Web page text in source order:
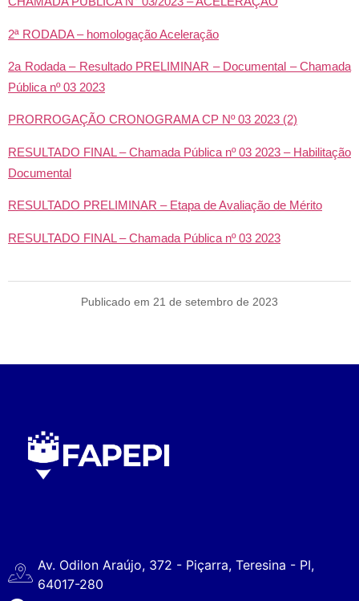
2ª RODADA – homologação Aceleração
2a Rodada – Resultado PRELIMINAR – Documental – Chamada
Pública nº 03 2023
PRORROGAÇÃO CRONOGRAMA CP Nº 03 2023 (2)
RESULTADO FINAL – Chamada Pública nº 03 2023 – Habilitação
Documental
RESULTADO PRELIMINAR – Etapa de Avaliação de Mérito
RESULTADO FINAL – Chamada Pública nº 03 2023
Publicado em 21 de setembro de 2023
Av. Odilon Araújo, 372 - Piçarra, Teresina - PI,
64017-280